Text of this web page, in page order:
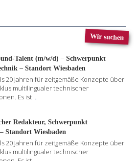
Wir suchen
Talent (m/w/d) – Schwerpunkt
– Standort Wiesbaden
20 Jahren für zeitgemäße Konzepte über
multilingualer technischer
Es ist ...
Redakteur, Schwerpunkt
Standort Wiesbaden
20 Jahren für zeitgemäße Konzepte über
multilingualer technischer